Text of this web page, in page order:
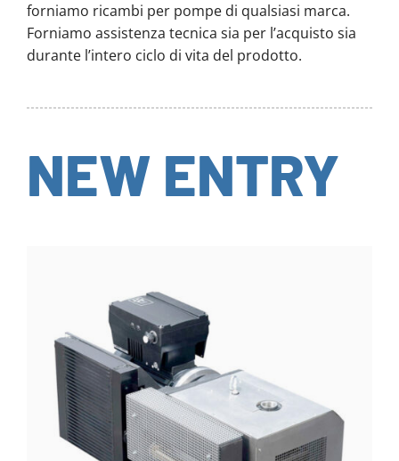
forniamo ricambi per pompe di qualsiasi marca.
Forniamo assistenza tecnica sia per l’acquisto sia
durante l’intero ciclo di vita del prodotto.
NEW ENTRY